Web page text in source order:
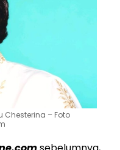
Chesterina – Foto